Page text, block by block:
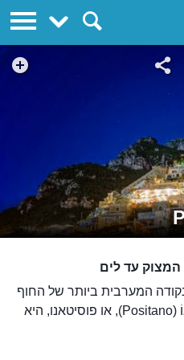
המצוק עד לים
המערבית ביותר של החוף
האמאלפיטאני, העיירה פּוֹזִיטָאנוֹ (Positano), או פוסיטאנו, היא